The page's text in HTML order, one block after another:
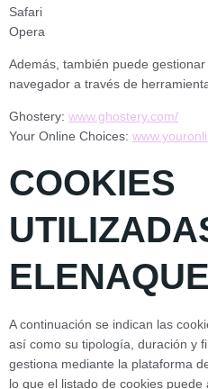
Safari
Opera
Además, también puede
navegador a través de
Ghostery: www.ghostery.com/
Your Online Choices:
COOKIES
A continuación se indican las
así como su tipología, duración y
gestiona mediante la plataforma
lo que el listado de cookies